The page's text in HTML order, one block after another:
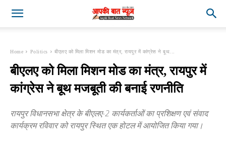
Home Politics बीएलए को मिला मिशन मोड का मंत्र, रायपुर में कांग्रेस ने बूथ...
बीएलए को मिला मिशन मोड का मंत्र, रायपुर में
कांग्रेस ने बूथ मजबूती की बनाई रणनीति
रायपुर विधानसभा क्षेत्र के बीएलए-2 कार्यकर्ताओं का प्रशिक्षण एवं संवाद
कार्यक्रम रविवार को रायपुर स्थित एक होटल में आयोजित किया गया।